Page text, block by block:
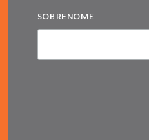
SOBRENOME